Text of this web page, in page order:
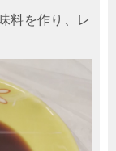
料を作り、レ